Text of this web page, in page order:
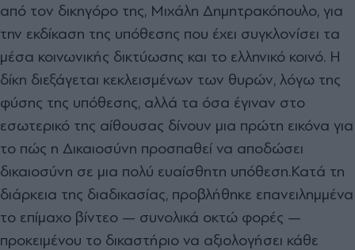
από τον δικηγόρο της, Μιχάλη Δημητρακόπουλο, για
την εκδίκαση της υπόθεσης που έχει συγκλονίσει τα
μέσα κοινωνικής δικτύωσης και το ελληνικό κοινό. Η
δίκη διεξάγεται κεκλεισμένων των θυρών, λόγω της
φύσης της υπόθεσης, αλλά τα όσα έγιναν στο
εσωτερικό της αίθουσας δίνουν μια πρώτη εικόνα για
το πώς η Δικαιοσύνη προσπαθεί να αποδώσει
δικαιοσύνη σε μια πολύ ευαίσθητη υπόθεση.Κατά τη
διάρκεια της διαδικασίας, προβλήθηκε επανειλημμένα
το επίμαχο βίντεο — συνολικά οκτώ φορές —
προκειμένου το δικαστήριο να αξιολογήσει κάθε